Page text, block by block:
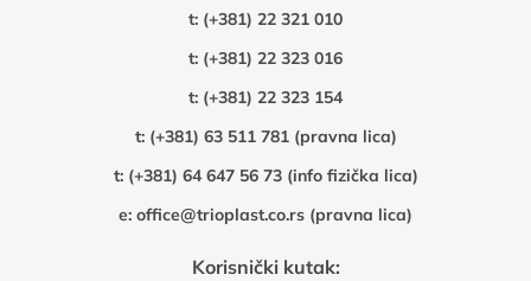
t: (+381) 22 321 010
t: (+381) 22 323 016
t: (+381) 22 323 154
t: (+381) 63 511 781 (pravna lica)
t: (+381) 64 647 56 73 (info fizička lica)
e: office@trioplast.co.rs (pravna lica)
Korisnički kutak: